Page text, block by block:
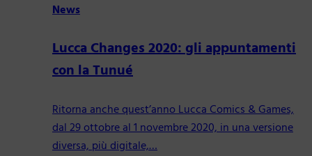
News
Lucca Changes 2020: gli appuntamenti
con la Tunué
Ritorna anche quest’anno Lucca Comics & Games,
dal 29 ottobre al 1 novembre 2020, in una versione
diversa, più digitale,…